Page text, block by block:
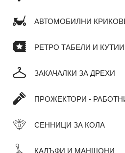
АВТОМОБИЛНИ
РЕТРО ТАБЕЛИ И КУТИИ
ЗАКАЧАЛКИ ЗА ДРЕХИ
ПРОЖЕКТОРИ -
СЕННИЦИ ЗА КОЛА
КАЛЪФИ И МАНШОНИ